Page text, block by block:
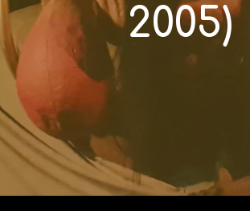
2005)